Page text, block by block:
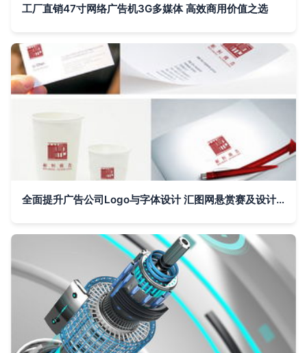
工厂直销47寸网络广告机3G多媒体 高效商用价值之选
全面提升广告公司Logo与字体设计 汇图网悬赏赛及设计建议